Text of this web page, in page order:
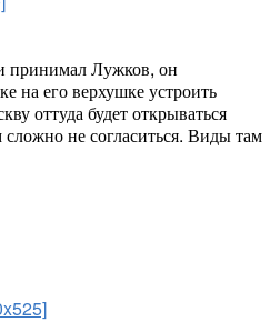
принимал Лужков, он
на его верхушке устроить
оттуда будет открываться
не согласиться. Виды там